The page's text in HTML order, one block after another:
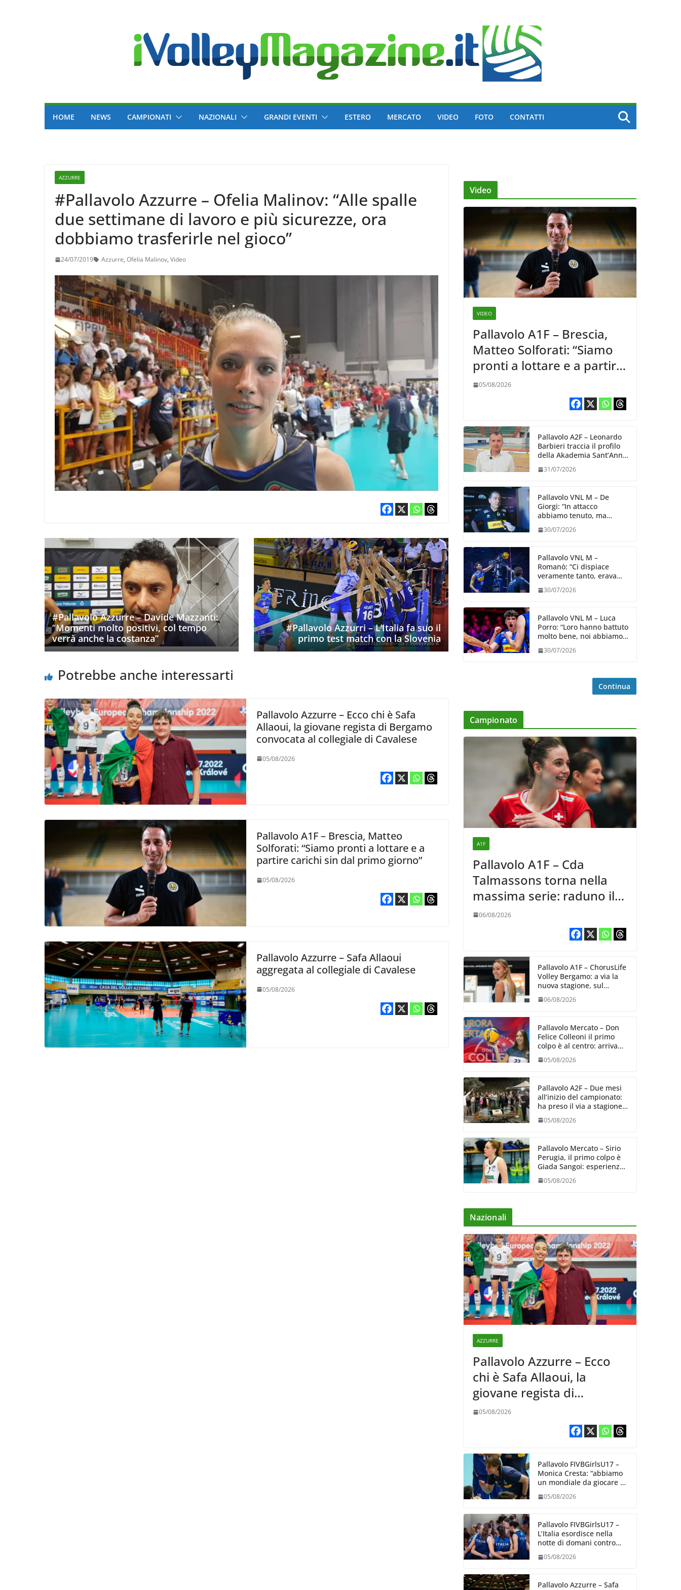
HOME NEWS CAMPIONATI NAZIONALI GRANDI EVENTI ESTERO MERCATO VIDEO FOTO CONTATTI
AZZURRE
#Pallavolo Azzurre – Ofelia Malinov: “Alle spalle
due settimane di lavoro e più sicurezze, ora
dobbiamo trasferirle nel gioco”
24/07/2019 Azzurre, Ofelia Malinov, Video
#Pallavolo Azzurre – Davide Mazzanti:
“Momenti molto positivi, col tempo
verrà anche la costanza”
#Pallavolo Azzurri – L’Italia fa suo il
primo test match con la Slovenia
Potrebbe anche interessarti
Pallavolo Azzurre – Ecco chi è Safa
Allaoui, la giovane regista di Bergamo
convocata al collegiale di Cavalese
05/08/2026
Pallavolo A1F – Brescia, Matteo
Solforati: “Siamo pronti a lottare e a
partire carichi sin dal primo giorno”
05/08/2026
Pallavolo Azzurre – Safa Allaoui
aggregata al collegiale di Cavalese
05/08/2026
Video
VIDEO
Pallavolo A1F – Brescia,
Matteo Solforati: “Siamo
pronti a lottare e a partire
carichi sin dal primo
05/08/2026
Pallavolo A2F – Leonardo
Barbieri traccia il profilo
della Akademia Sant’Anna
31/07/2026
Pallavolo VNL M – De
Giorgi: “In attacco
abbiamo tenuto, ma
dalla prestazione in
30/07/2026
Pallavolo VNL M –
Romanò: “Ci dispiace
veramente tanto, eravamo
impareremo”
30/07/2026
Pallavolo VNL M – Luca
Porro: “Loro hanno battuto
molto bene, noi abbiamo
spunto su cui lavorare e
30/07/2026
Continua
Campionato
A1F
Pallavolo A1F – Cda
Talmassons torna nella
massima serie: raduno il
10 agosto, i sogni di
06/08/2026
Pallavolo A1F – ChorusLife
Volley Bergamo: a via la
nuova stagione, sul
mercato si cerca la vice
Ungureanu
06/08/2026
Pallavolo Mercato – Don
Felice Colleoni il primo
colpo è al centro: arriva
Aurora Bertasi
05/08/2026
Pallavolo A2F – Due mesi
all’inizio del campionato:
ha preso il via a stagione
delle Black Angels
05/08/2026
Pallavolo Mercato – Sirio
Perugia, il primo colpo è
Giada Sangoi: esperienza
e talento in attacco
05/08/2026
Nazionali
AZZURRE
Pallavolo Azzurre – Ecco
chi è Safa Allaoui, la
giovane regista di
Bergamo convocata al
collegiale di Cavalese
05/08/2026
Pallavolo FIVBGirlsU17 –
Monica Cresta: “abbiamo
un mondiale da giocare al
capacità”
05/08/2026
Pallavolo FIVBGirlsU17 –
L’Italia esordisce nella
notte di domani contro
05/08/2026
Pallavolo Azzurre – Safa